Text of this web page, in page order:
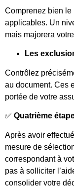
Comprenez bien
applicables. Un
mais majorera
Les
Contrôlez
au document. Ces
portée de votre
✅ Quatrième
Après avoir
mesure de
correspondant à
pas à solliciter
consolider votre